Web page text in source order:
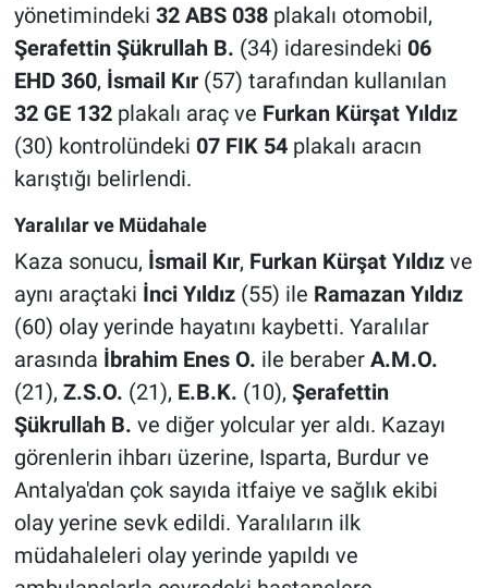
yönetimindeki 32 ABS 038plakalı otomobil,
Şerafettin Şükrullah B. (34) idaresindeki 06
EHD 360, İsmail Kır(57) tarafından kullanılan
32 GE 132plakalı araç ve Furkan Kürşat Yıldız
(30) kontrolündeki 07 FIK 54plakalı aracın
karıştığı belirlendi.
Yaralılar ve Müdahale
Kaza sonucu, İsmail Kır, Furkan Kürşat Yıldızve
aynı araçtaki İnci Yıldız(55) ile Ramazan Yıldız
(60) olay yerinde hayatını kaybetti. Yaralılar
arasında İbrahim Enes O. ile beraber A.M.O.
(21), Z.S.O. (21), E.B.K. (10), Şerafettin
Şükrullah B. ve diğer yolcular yer aldı. Kazayı
görenlerin ihbarı üzerine, Isparta, Burdur ve
Antalya'dan çok sayıda itfaiye ve sağlık ekibi
olay yerine sevk edildi. Yaralıların ilk
müdahaleleri olay yerinde yapıldı ve